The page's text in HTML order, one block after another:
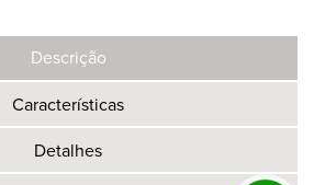
Descrição
Características
Detalhes